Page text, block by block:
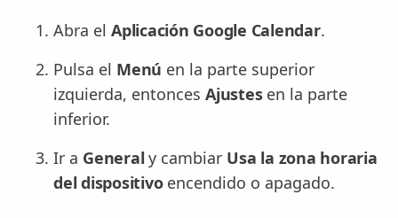
Abra el Aplicación Google Calendar.
Pulsa el Menú en la parte superior
izquierda, entonces Ajustesen la parte
inferior.
Ir a General y cambiar Usa la zona horaria
del dispositivoencendido o apagado.